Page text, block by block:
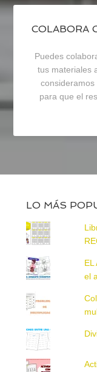
COLABORA
Puedes
tus materiales
para que el
LO MÁS
EL
el